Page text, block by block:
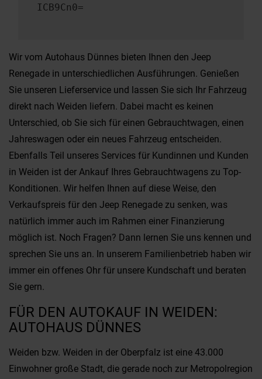
ICB9Cn0=
Wir vom Autohaus Dünnes bieten Ihnen den Jeep
Renegade in unterschiedlichen Ausführungen. Genießen
Sie unseren Lieferservice und lassen Sie sich Ihr Fahrzeug
direkt nach Weiden liefern. Dabei macht es keinen
Unterschied, ob Sie sich für einen Gebrauchtwagen, einen
Jahreswagen oder ein neues Fahrzeug entscheiden.
Ebenfalls Teil unseres Services für Kundinnen und Kunden
in Weiden ist der Ankauf Ihres Gebrauchtwagens zu Top-
Konditionen. Wir helfen Ihnen auf diese Weise, den
Verkaufspreis für den Jeep Renegade zu senken, was
natürlich immer auch im Rahmen einer Finanzierung
möglich ist. Noch Fragen? Dann lernen Sie uns kennen und
sprechen Sie uns an. In unserem Familienbetrieb haben wir
immer ein offenes Ohr für unsere Kundschaft und beraten
Sie gern.
FÜR DEN AUTOKAUF IN WEIDEN:
AUTOHAUS DÜNNES
Weiden bzw. Weiden in der Oberpfalz ist eine 43.000
Einwohner große Stadt, die gerade noch zur Metropolregion